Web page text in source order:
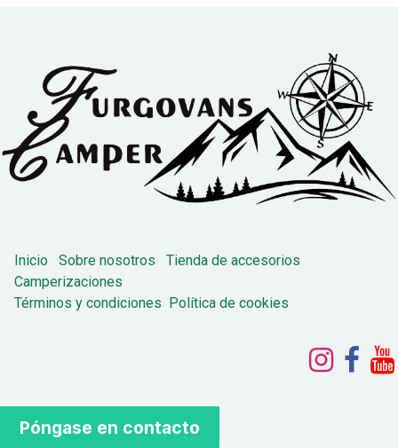
Inicio Sobre nosotros
Tienda de accesorios
Camperizaciones
Términos y condiciones
Política de cookies
Póngase en contacto